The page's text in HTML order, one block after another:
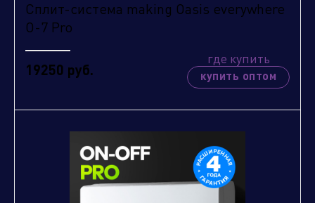
Сплит-система making Oasis everywhere
O-7 Pro
19250 руб.
где купить
купить оптом